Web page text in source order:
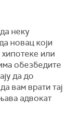
неку
новац који
или
обезбедите
да до
вам врати тај
адвокат